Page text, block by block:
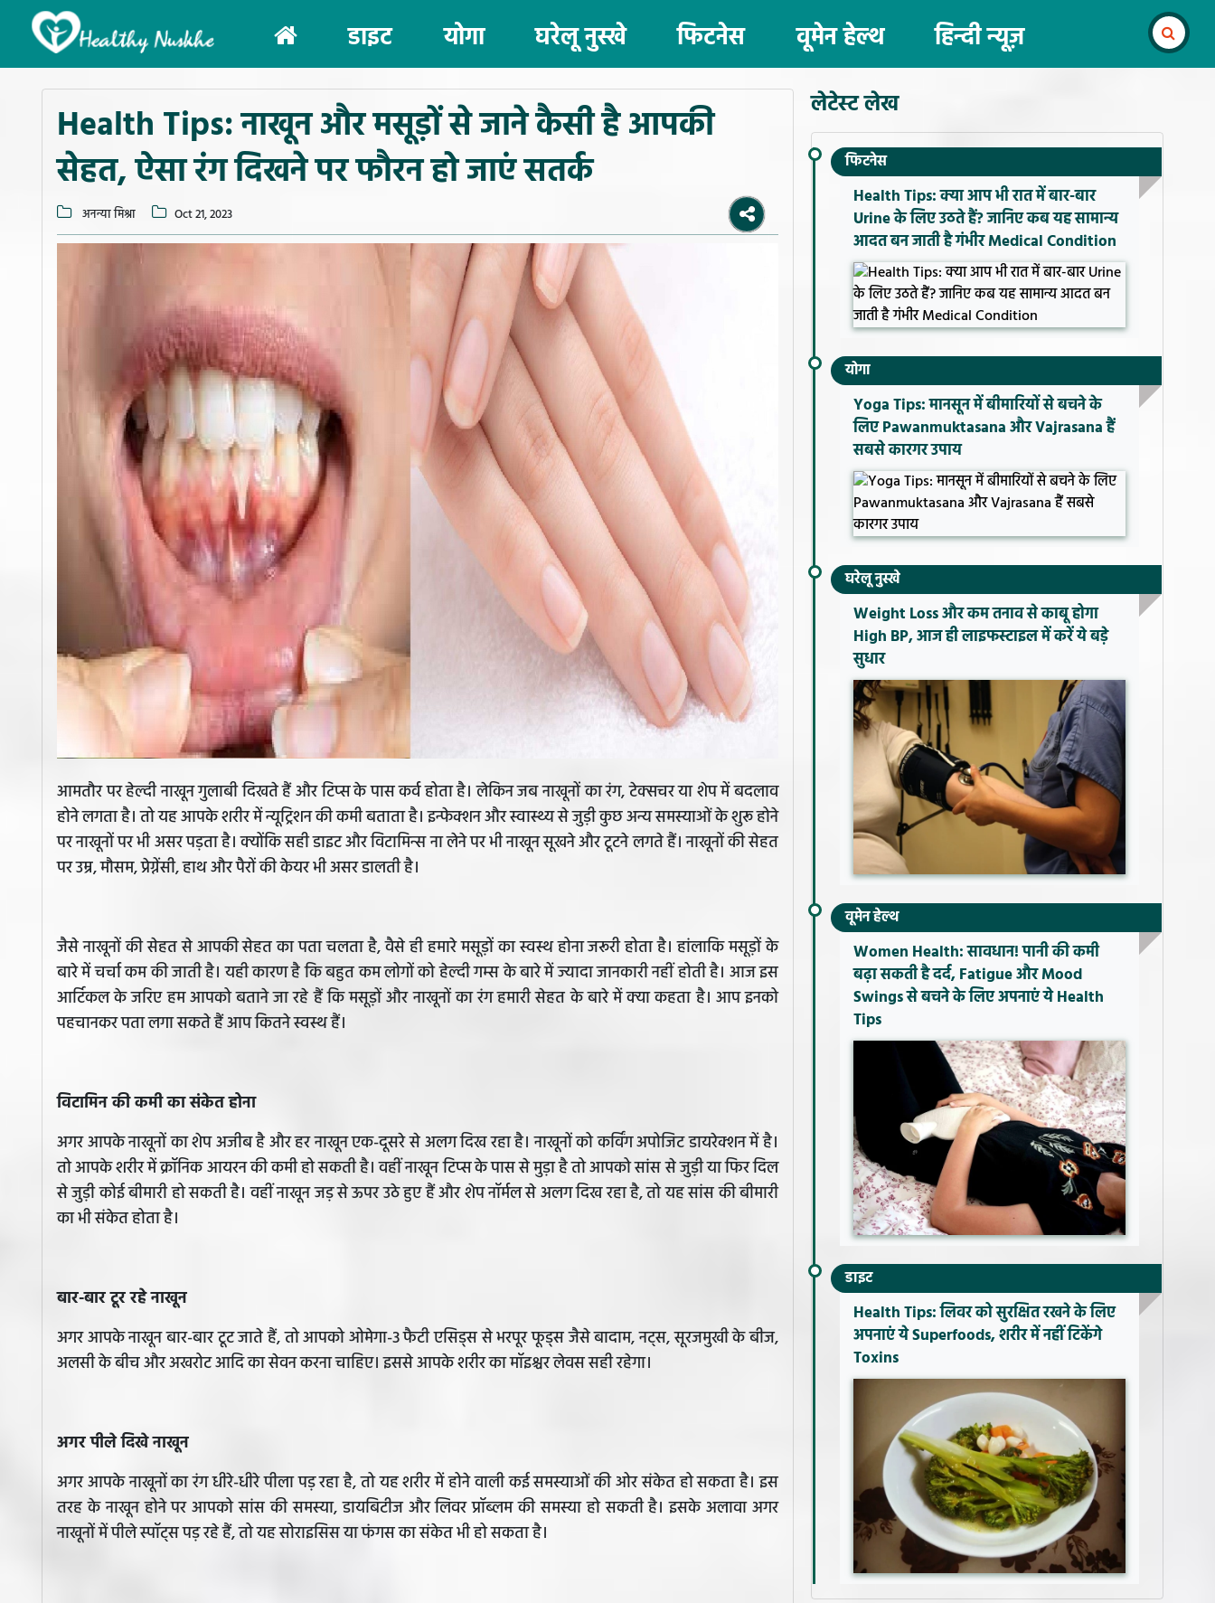
(current)
डाइट योगा घरेलू नुस्खे फिटनेस वूमेन हेल्थ हिन्दी न्यूज़
Health Tips: नाखून और मसूड़ों से जाने कैसी है आपकी
सेहत, ऐसा रंग दिखने पर फौरन हो जाएं सतर्क
अनन्या मिश्रा Oct 21, 2023
आमतौर पर हेल्दी नाखून गुलाबी दिखते हैं और टिप्स के पास कर्व होता है। लेकिन जब नाखूनों का रंग, टेक्सचर या शेप में बदलाव
होने लगता है। तो यह आपके शरीर में न्यूट्रिशन की कमी बताता है। इन्फेक्शन और स्वास्थ्य से जुड़ी कुछ अन्य समस्याओं के शुरू होने
पर नाखूनों पर भी असर पड़ता है। क्योंकि सही डाइट और विटामिन्स ना लेने पर भी नाखून सूखने और टूटने लगते हैं। नाखूनों की सेहत
पर उम्र, मौसम, प्रेग्नेंसी, हाथ और पैरों की केयर भी असर डालती है।
जैसे नाखूनों की सेहत से आपकी सेहत का पता चलता है, वैसे ही हमारे मसूड़ों का स्वस्थ होना जरूरी होता है। हांलाकि मसूड़ों के
बारे में चर्चा कम की जाती है। यही कारण है कि बहुत कम लोगों को हेल्दी गम्स के बारे में ज्यादा जानकारी नहीं होती है। आज इस
आर्टिकल के जरिए हम आपको बताने जा रहे हैं कि मसूड़ों और नाखूनों का रंग हमारी सेहत के बारे में क्या कहता है। आप इनको
पहचानकर पता लगा सकते हैं आप कितने स्वस्थ हैं।
विटामिन की कमी का संकेत होना
अगर आपके नाखूनों का शेप अजीब है और हर नाखून एक-दूसरे से अलग दिख रहा है। नाखूनों को कर्विंग अपोजिट डायरेक्शन में है।
तो आपके शरीर में क्रॉनिक आयरन की कमी हो सकती है। वहीं नाखून टिप्स के पास से मुड़ा है तो आपको सांस से जुड़ी या फिर दिल
से जुड़ी कोई बीमारी हो सकती है। वहीं नाखून जड़ से ऊपर उठे हुए हैं और शेप नॉर्मल से अलग दिख रहा है, तो यह सांस की बीमारी
का भी संकेत होता है।
बार-बार टूर रहे नाखून
अगर आपके नाखून बार-बार टूट जाते हैं, तो आपको ओमेगा-3 फैटी एसिड्स से भरपूर फूड्स जैसे बादाम, नट्स, सूरजमुखी के बीज,
अलसी के बीच और अखरोट आदि का सेवन करना चाहिए। इससे आपके शरीर का मॉइश्चर लेवस सही रहेगा।
अगर पीले दिखे नाखून
अगर आपके नाखूनों का रंग धीरे-धीरे पीला पड़ रहा है, तो यह शरीर में होने वाली कई समस्याओं की ओर संकेत हो सकता है। इस
तरह के नाखून होने पर आपको सांस की समस्या, डायबिटीज और लिवर प्रॉब्लम की समस्या हो सकती है। इसके अलावा अगर
नाखूनों में पीले स्पॉट्स पड़ रहे हैं, तो यह सोराइसिस या फंगस का संकेत भी हो सकता है।
लेटेस्ट लेख
फिटनेस
Health Tips: क्या आप भी रात में बार-बार
Urine के लिए उठते हैं? जानिए कब यह सामान्य
आदत बन जाती है गंभीर Medical Condition
योगा
Yoga Tips: मानसून में बीमारियों से बचने के
लिए Pawanmuktasana और Vajrasana हैं
सबसे कारगर उपाय
घरेलू नुस्खे
Weight Loss और कम तनाव से काबू होगा
High BP, आज ही लाइफस्टाइल में करें ये बड़े
सुधार
वूमेन हेल्थ
Women Health: सावधान! पानी की कमी
बढ़ा सकती है दर्द, Fatigue और Mood
Swings से बचने के लिए अपनाएं ये Health
Tips
डाइट
Health Tips: लिवर को सुरक्षित रखने के लिए
अपनाएं ये Superfoods, शरीर में नहीं टिकेंगे
Toxins